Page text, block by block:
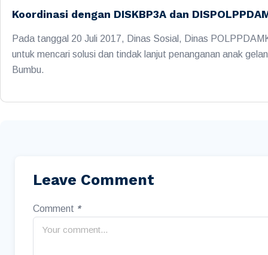
Koordinasi dengan DISKBP3A dan
Pada tanggal 20 Juli 2017, Dinas Sosial, Dinas
untuk mencari solusi dan tindak lanjut penanganan anak
Bumbu.
Leave Comment
Comment *